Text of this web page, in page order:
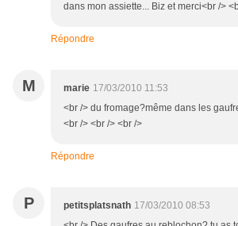
dans mon assiette... Biz et merci<br />
Répondre
M marie 17/03/2010 11:53
<br /> du fromage?même dans les
<br /> <br /> <br />
Répondre
P petitsplatsnath 17/03/2010 08:53